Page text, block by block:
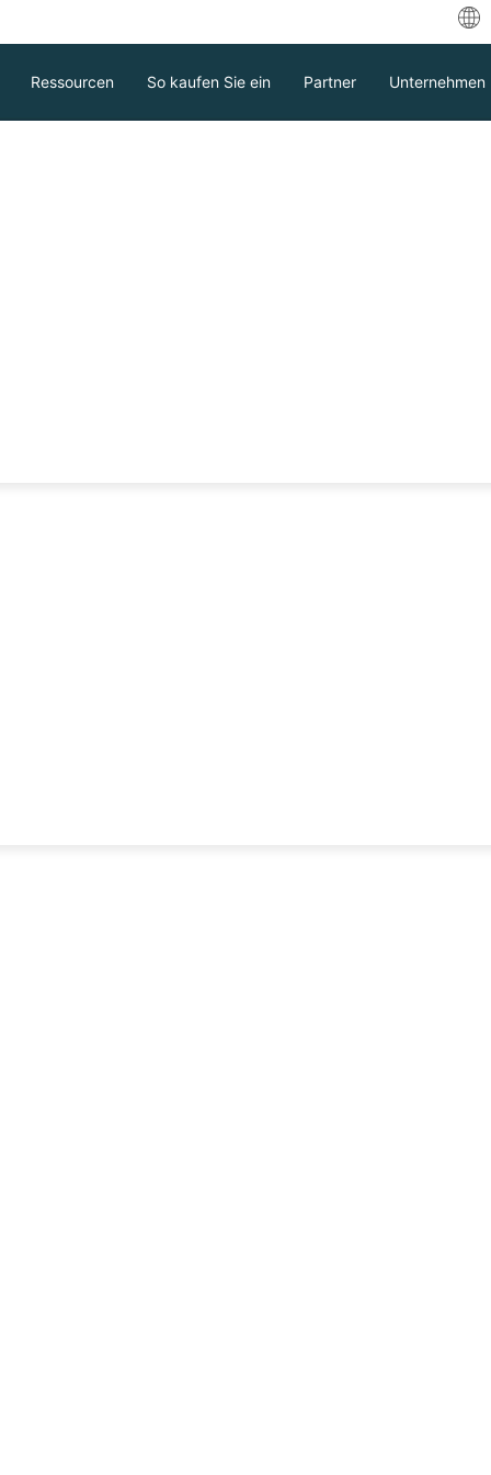
Ressourcen So kaufen Sie ein Partner Unternehmen
wie findet man also eine Alternative?
beizutragen. Unternehmen sollten daher ihre
alternative Virtualisierungslösung namens oVirt
hieß, ist eine beliebte Open-Source-
und steht in enger Beziehung zu einem anderen
Projekt, das die Upstream-Codebasis für Red
Grundlage für ihre proprietäre Virtualisierungslösung:
zusätzliche Funktionen und eine stabilere Leistung.
eine kommerzielle Lösung ist, die von Red Hat
darstellt.
und haben eine enge Beziehung, sodass